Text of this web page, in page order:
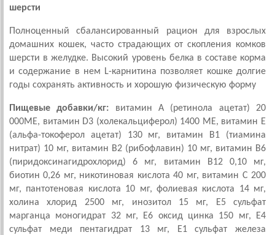
шерсти
Полноценный сбалансированный рацион для взрослых
домашних кошек, часто страдающих от скопления комков
шерсти в желудке. Высокий уровень белка в составе корма
и содержание в нем L-карнитина позволяет кошке долгие
годы сохранять активность и хорошую физическую форму
Пищевые добавки/кг: витамин А (ретинола ацетат) 20
000МЕ, витамин D3 (холекальциферол) 1400 МЕ, витамин Е
(альфа-токоферол ацетат) 130 мг, витамин B1 (тиамина
нитрат) 10 мг, витамин В2 (рибофлавин) 10 мг, витамин В6
(пиридоксинагидрохлорид) 6 мг, витамин В12 0,10 мг,
биотин 0,26 мг, никотиновая кислота 40 мг, витамин С 200
мг, пантотеновая кислота 10 мг, фолиевая кислота 14 мг,
холина хлорид 2500 мг, инозитол 15 мг, E5 сульфат
марганца моногидрат 32 мг, E6 оксид цинка 150 мг, E4
сульфат меди пентагидрат 13 мг, E1 сульфат железа